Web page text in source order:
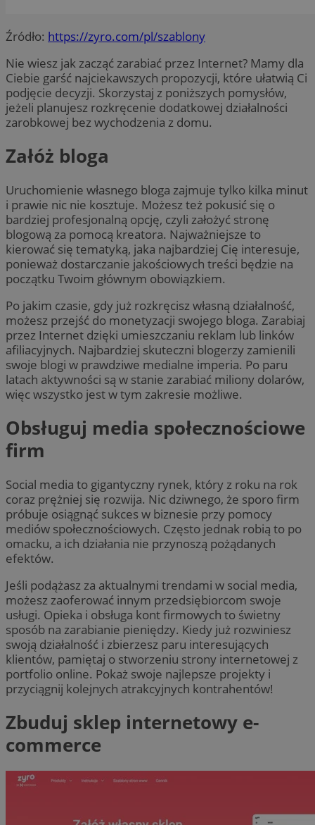
Źródło: https://zyro.com/pl/szablony
Nie wiesz jak zacząć zarabiać przez Internet? Mamy dla
Ciebie garść najciekawszych propozycji, które ułatwią Ci
podjęcie decyzji. Skorzystaj z poniższych pomysłów,
jeżeli planujesz rozkręcenie dodatkowej działalności
zarobkowej bez wychodzenia z domu.
Załóż bloga
Uruchomienie własnego bloga zajmuje tylko kilka minut
i prawie nic nie kosztuje. Możesz też pokusić się o
bardziej profesjonalną opcję, czyli założyć stronę
blogową za pomocą kreatora. Najważniejsze to
kierować się tematyką, jaka najbardziej Cię interesuje,
ponieważ dostarczanie jakościowych treści będzie na
początku Twoim głównym obowiązkiem.
Po jakim czasie, gdy już rozkręcisz własną działalność,
możesz przejść do monetyzacji swojego bloga. Zarabiaj
przez Internet dzięki umieszczaniu reklam lub linków
afiliacyjnych. Najbardziej skuteczni blogerzy zamienili
swoje blogi w prawdziwe medialne imperia. Po paru
latach aktywności są w stanie zarabiać miliony dolarów,
więc wszystko jest w tym zakresie możliwe.
Obsługuj media społecznościowe
firm
Social media to gigantyczny rynek, który z roku na rok
coraz prężniej się rozwija. Nic dziwnego, że sporo firm
próbuje osiągnąć sukces w biznesie przy pomocy
mediów społecznościowych. Często jednak robią to po
omacku, a ich działania nie przynoszą pożądanych
efektów.
Jeśli podążasz za aktualnymi trendami w social media,
możesz zaoferować innym przedsiębiorcom swoje
usługi. Opieka i obsługa kont firmowych to świetny
sposób na zarabianie pieniędzy. Kiedy już rozwiniesz
swoją działalność i zbierzesz paru interesujących
klientów, pamiętaj o stworzeniu strony internetowej z
portfolio online. Pokaż swoje najlepsze projekty i
przyciągnij kolejnych atrakcyjnych kontrahentów!
Zbuduj sklep internetowy e-
commerce